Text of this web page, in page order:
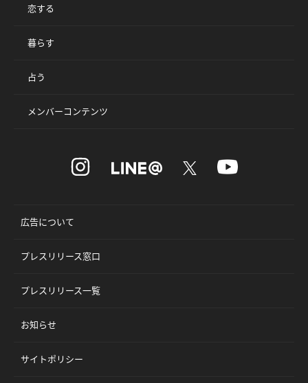
恋する
暮らす
占う
メンバーコンテンツ
広告について
プレスリリース窓口
プレスリリース一覧
お知らせ
サイトポリシー